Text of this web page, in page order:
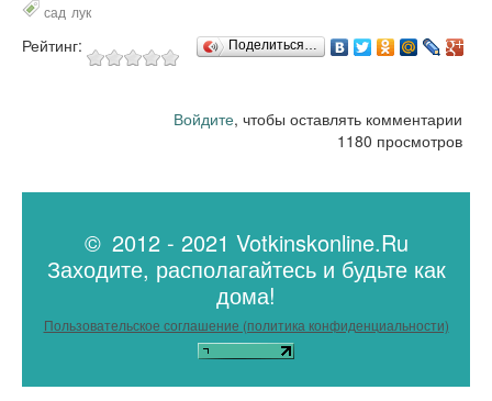
сад лук
Рейтинг: Поделиться…
Войдите, чтобы оставлять комментарии
1180 просмотров
© 2012 - 2021 Votkinskonline.Ru
Заходите, располагайтесь и будьте как
дома!
Пользовательское соглашение (политика конфиденциальности)